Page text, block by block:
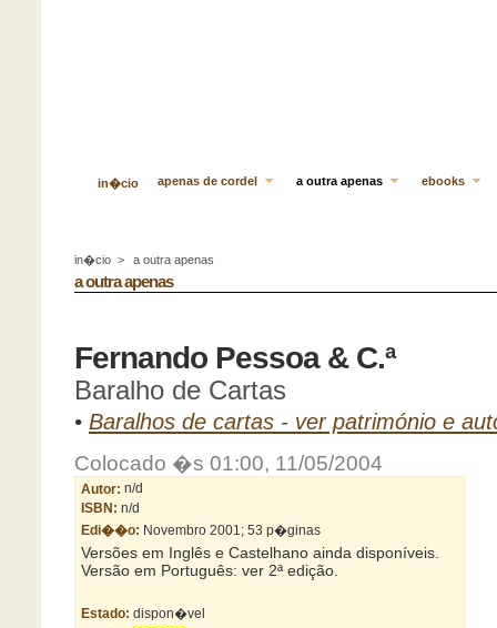
in�cio apenas de cordel a outra apenas ebooks
in�cio > a outra apenas
a outra apenas
Fernando Pessoa & C.ª
Baralho de Cartas
• Baralhos de cartas - ver património e
Colocado �s 01:00, 11/05/2004
Autor: n/d
ISBN: n/d
Edi��o: Novembro 2001; 53 p�ginas
Versões em Inglês e Castelhano ainda disponíveis.
Versão em Português: ver 2ª edição.
Estado: dispon�vel